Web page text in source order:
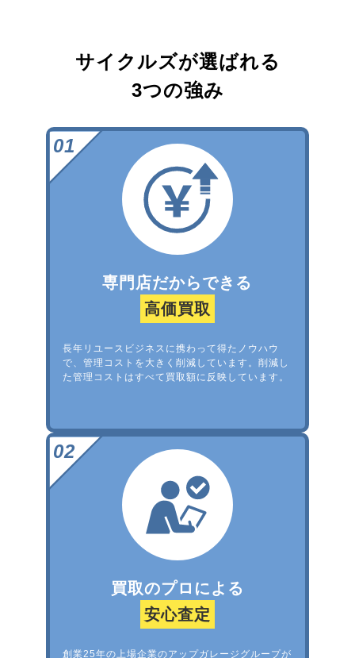
サイクルズが選ばれる
3つの強み
専門店だからできる
高価買取
長年リユースビジネスに携わって得たノウハウ
で、管理コストを大きく削減しています。削減し
た管理コストはすべて買取額に反映しています。
買取のプロによる
安心査定
創業25年の上場企業のアップガレージグループが